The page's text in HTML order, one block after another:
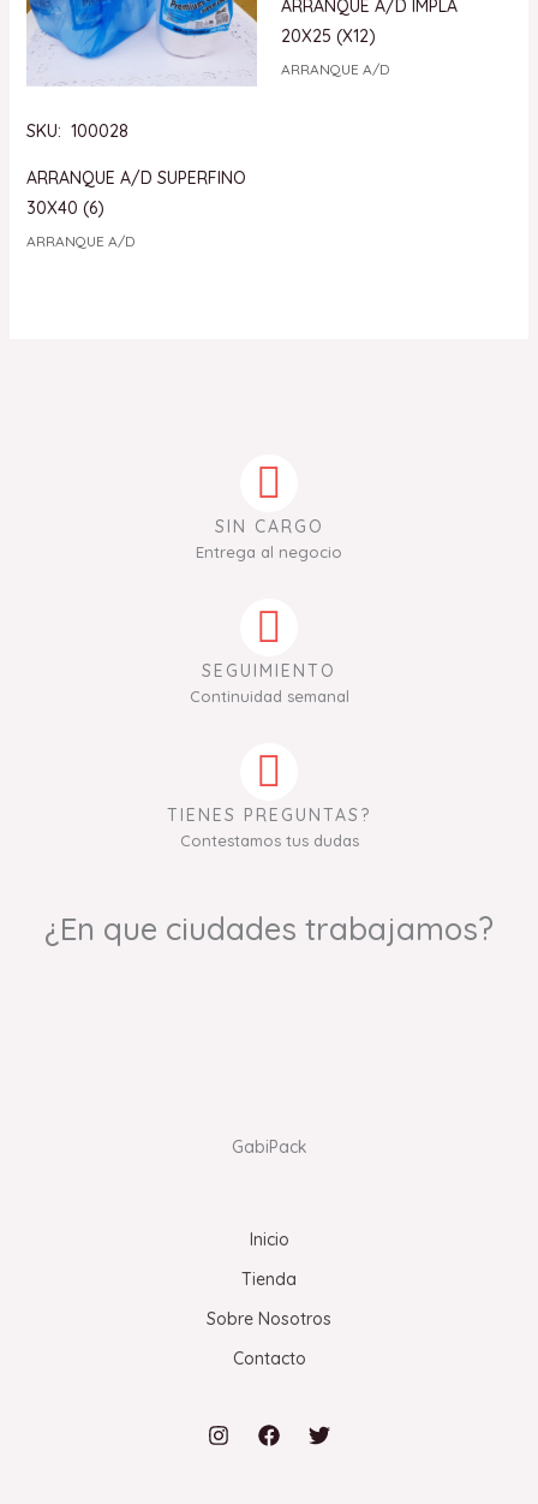
SKU: 100028
ARRANQUE A/D SUPERFINO
30X40 (6)
ARRANQUE A/D
ARRANQUE A/D IMPLA
20X25 (X12)
ARRANQUE A/D
SIN CARGO
Entrega al negocio
SEGUIMIENTO
Continuidad semanal
TIENES PREGUNTAS?
Contestamos tus dudas
¿En que ciudades trabajamos?
GabiPack
Inicio
Tienda
Sobre Nosotros
Contacto